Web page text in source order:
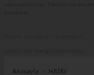
Anasayfa HATAY